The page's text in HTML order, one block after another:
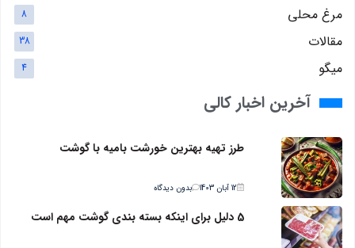
مرغ محلی 8
مقالات 38
میگو 4
آخرین اخبار کالی
طرز تهیه بهترین خورشت بامیه با گوشت
12 آبان 1403 بدون دیدگاه
5 دلیل برای اینکه بسته بندی گوشت مهم است